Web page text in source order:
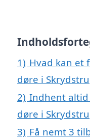
1) Hvad kan et
døre i
2) Indhent
døre i
3) Få nemt 3